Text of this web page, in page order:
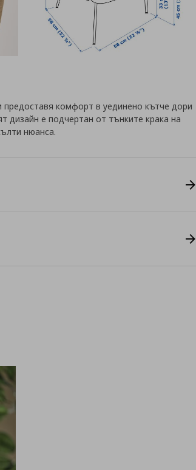
комфорт в уединено кътче дори
дизайн е подчертан от тънките крака на
нюанса.